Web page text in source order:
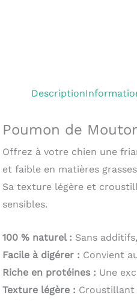
Description
Poumon de
Offrez à votre chien une
et faible en matières
Sa texture légère et
sensibles.
100 % naturel : Sans
Facile à digérer : Convient
Riche en protéines : Une
Texture légère : Croustillant